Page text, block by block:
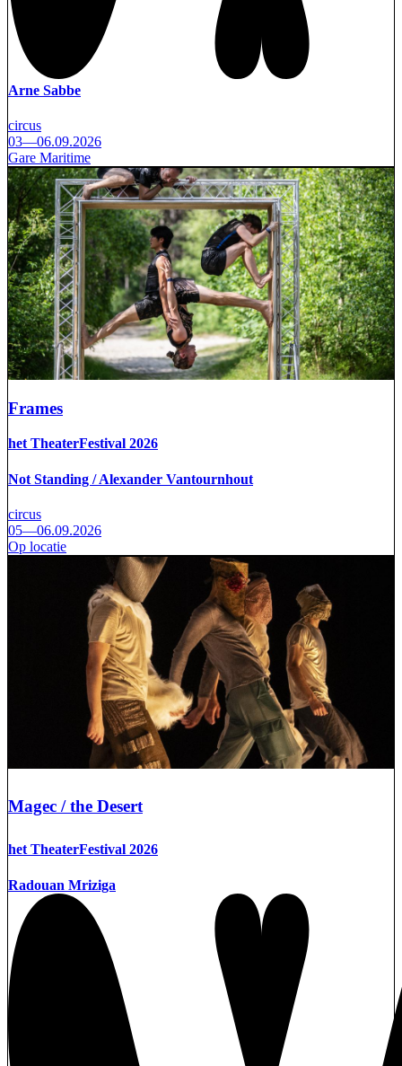
Arne Sabbe
circus
03—06.09.2026
Gare Maritime
Frames
het TheaterFestival 2026
Not Standing / Alexander Vantournhout
circus
05—06.09.2026
Op locatie
Magec / the Desert
het TheaterFestival 2026
Radouan Mriziga